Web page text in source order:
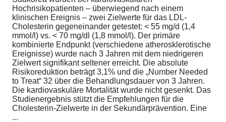
Hochrisikopatienten – überwiegend nach einem
klinischen Ereignis – zwei Zielwerte für das LDL-
Cholesterin gegeneinander getestet: < 55 mg/d (1,4
mmol/l) vs. < 70 mg/dl (1,8 mmol/l). Der primäre
kombinierte Endpunkt (verschiedene atherosklerotische
Ereignisse) wurde nach 3 Jahren mit dem niedrigeren
Zielwert signifikant seltener erreicht. Die absolute
Risikoreduktion beträgt 3,1% und die „Number Needed
to Treat“ 32 über die Behandlungsdauer von 3 Jahren.
Die kardiovaskuläre Mortalität wurde nicht gesenkt. Das
Studienergebnis stützt die Empfehlungen für die
Cholesterin-Zielwerte in der Sekundärprävention. Eine
...